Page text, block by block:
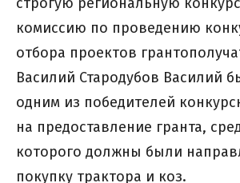
строгую региональную
комиссию по проведению
отбора проектов
Василий Стародубов Василий
одним из победителей
на предоставление гранта,
которого должны были
покупку трактора и коз.